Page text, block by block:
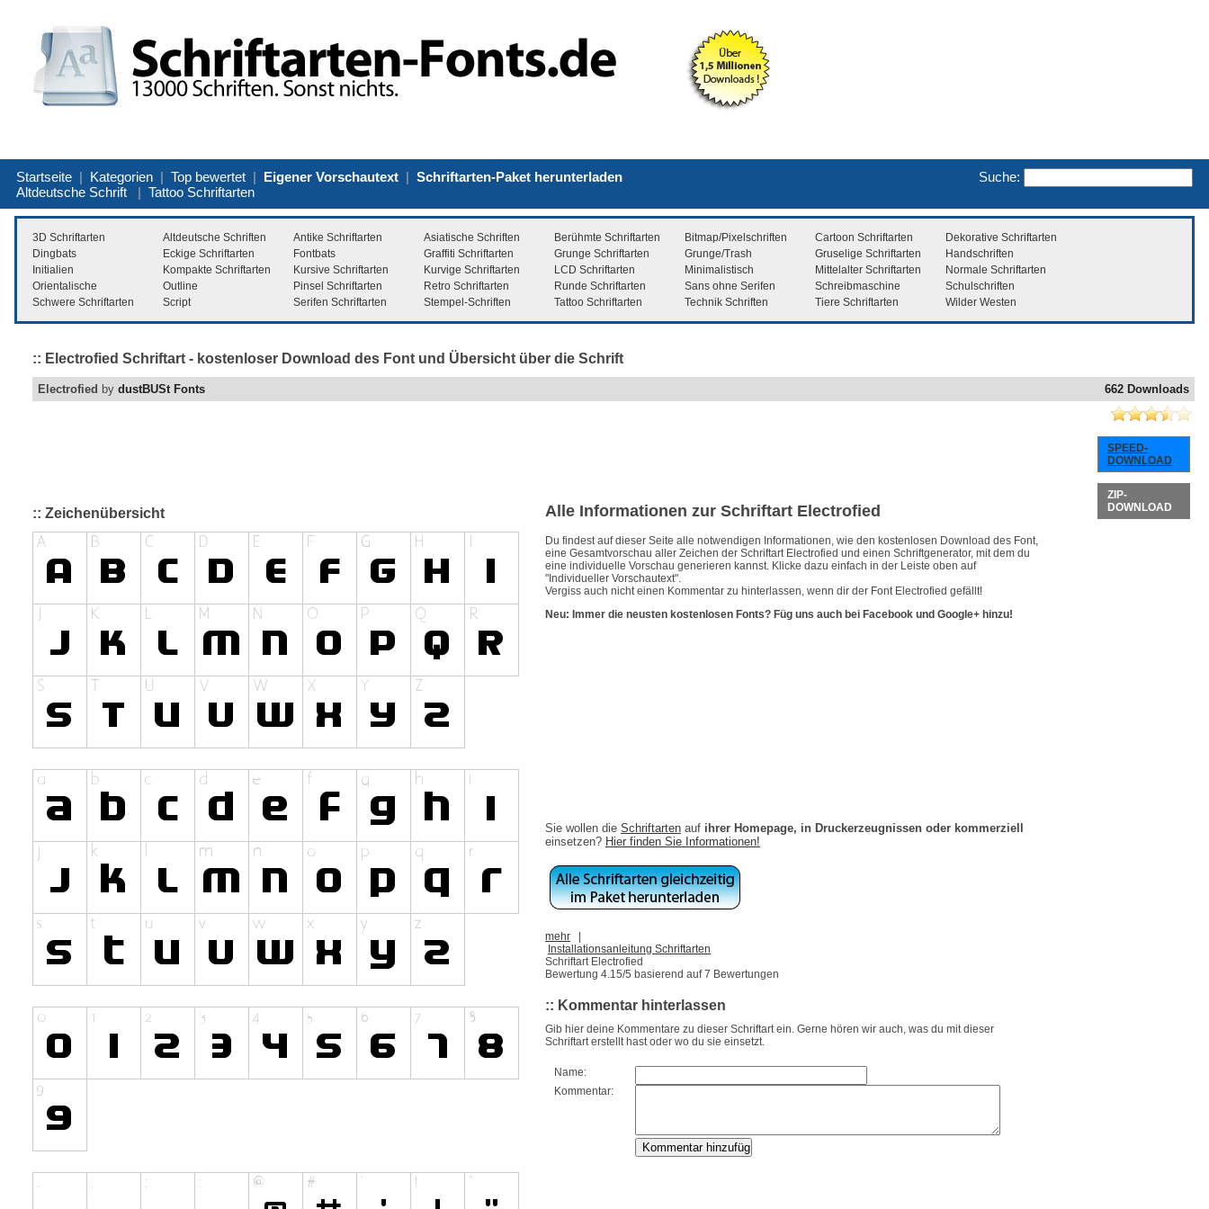
Suche:
Startseite | Kategorien | Top bewertet | Eigener Vorschautext | Schriftarten-Paket herunterladen
Altdeutsche Schrift | Tattoo Schriftarten
3D Schriftarten Altdeutsche Schriften Antike Schriftarten Asiatische Schriften Berühmte Schriftarten Bitmap/Pixelschriften Cartoon Schriftarten
Dekorative Schriftarten
Dingbats
Eckige Schriftarten Fontbats Graffiti Schriftarten Grunge Schriftarten Grunge/Trash Gruselige Schriftarten
Handschriften
Initialien
Kompakte Schriftarten Kursive Schriftarten Kurvige Schriftarten LCD Schriftarten Minimalistisch Mittelalter Schriftarten
Normale Schriftarten
Orientalische
Outline Pinsel Schriftarten Retro Schriftarten Runde Schriftarten Sans ohne Serifen Schreibmaschine
Schulschriften
Schwere Schriftarten
Script Serifen Schriftarten Stempel-Schriften Tattoo Schriftarten Technik Schriften Tiere Schriftarten Wilder Westen
:: Electrofied Schriftart - kostenloser Download des Font und Übersicht über die Schrift
662 Downloads
Electrofied by dustBUSt Fonts
SPEED-
DOWNLOAD
ZIP-
DOWNLOAD
:: Zeichenübersicht Alle Informationen zur Schriftart Electrofied
Du findest auf dieser Seite alle notwendigen Informationen, wie den kostenlosen Download des Font,
eine Gesamtvorschau aller Zeichen der Schriftart Electrofied und einen Schriftgenerator, mit dem du
eine individuelle Vorschau generieren kannst. Klicke dazu einfach in der Leiste oben auf
"Individueller Vorschautext".
Vergiss auch nicht einen Kommentar zu hinterlassen, wenn dir der Font Electrofied gefällt!
Neu: Immer die neusten kostenlosen Fonts? Füg uns auch bei Facebook und Google+ hinzu!
Sie wollen die Schriftarten auf ihrer Homepage, in Druckerzeugnissen oder kommerziell
einsetzen? Hier finden Sie Informationen!
mehr
Installationsanleitung Schriftarten
Schriftart Electrofied
Bewertung 4.15/5 basierend auf7 Bewertungen
:: Kommentar hinterlassen
Gib hier deine Kommentare zu dieser Schriftart ein. Gerne hören wir auch, was du mit dieser
Schriftart erstellt hast oder wo du sie einsetzt.
Name:
Kommentar: